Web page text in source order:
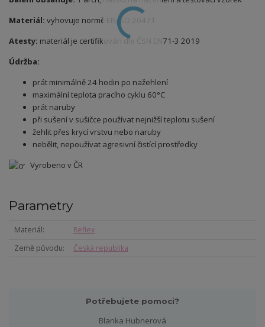
Materiál: vyhovuje normě EN ISO 20471
Atesty: materiál je certifikován dle ČSN
EN71-3 2019
Údržba:
prát minimálně 24 hodin po nažehlení
maximální teplota pracího cyklu 60°C
prát naruby
při sušení v sušičce používat nejnižší teplotu sušení
žehlit přes krycí vrstvu nebo naruby
nebělit, nepoužívat agresivní čistící prostředky
Vyrobeno v ČR
Parametry
Materiál
Reflex
Země původu
Česká republika
Potřebujete pomoci?
Blanka Hubnerová